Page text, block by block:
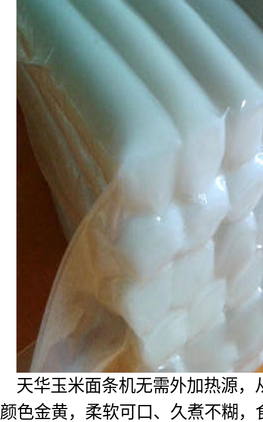
天华玉米面条机无需外加热源
颜色金黄，柔软可口、久煮不糊